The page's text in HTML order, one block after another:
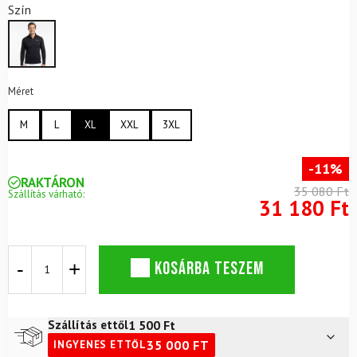
4.88
5-ből,
értékelés
alapján
Szín
Méret
M L XL XXL 3XL
RAKTÁRON
Szállítás várható:
-11%
35 080 Ft
31 180 Ft
FISCHER
Fekete
mennyiség
KOSÁRBA TESZEM
Szállítás ettől1 500 Ft
INGYENES ETTŐL35 000 FT